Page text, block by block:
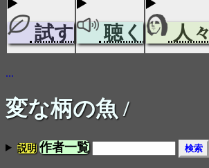
試す 聴く 人々
...
変な柄の魚 /
説明 作者一覧